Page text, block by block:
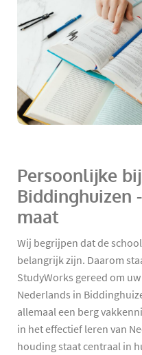
Persoonlijke
Biddinghuizen
maat
Wij begrijpen dat de
belangrijk zijn. Daarom
StudyWorks gereed om
Nederlands in
allemaal een berg
in het effectief leren van
houding staat centraal in